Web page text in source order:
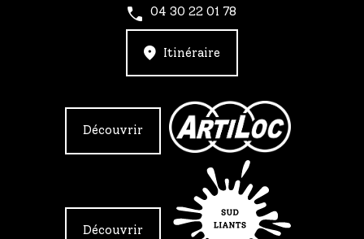
04 30 22 01 78
Itinéraire
Découvrir
Découvrir